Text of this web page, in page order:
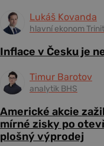
Lukáš Kovanda
hlavní ekonom
Inflace v Česku je
Timur Barotov
analytik BHS
Americké akcie
mírné zisky po
plošný výprodej